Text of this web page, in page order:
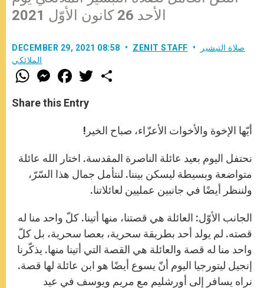
الأحد 26 كانون الأوّل 2021
DECEMBER 29, 2021 08:58 ZENIT STAFF
صلاة التبشير
الملائكي
W
h
t
s
M
e
s
e
F
a
e
b
w
r
Share this Entry
أيّها الإخوة والأخوات الأعزّاء، صباح الخير!
نحتفل اليوم بعيد عائلة الناصرة المقدسة. اختار الله عائلة
متواضعة وبسيطة ليسكن بيننا. لنتأمل جمال هذا السّرّ،
ولننظر أيضًا في جانبين عمليين لعائلاتنا.
الجانب الأوّل: العائلة هي قصتنا، منها أتينا. كلّ واحد منا له
قصته. لم يولد أحد بطريقة سحرية، بعصا سحرية، بل كلّ
واحد منا له قصة والعائلة هي القصة التي أتينا منها. يذكّرنا
إنجيل ليتورجيا اليوم أنّ يسوع أيضًا هو ابن عائلة لها قصة.
نراه يسافر إلى أورشليم مع مريم ويوسف في عيد